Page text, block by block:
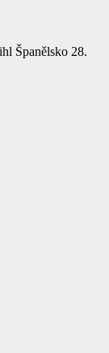
Španělsko 28.